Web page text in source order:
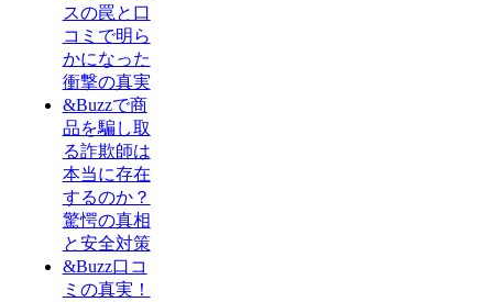
スの罠と口
コミで明ら
かになった
衝撃の真実
&Buzzで商
品を騙し取
る詐欺師は
本当に存在
するのか？
驚愕の真相
と安全対策
&Buzz口コ
ミの真実！